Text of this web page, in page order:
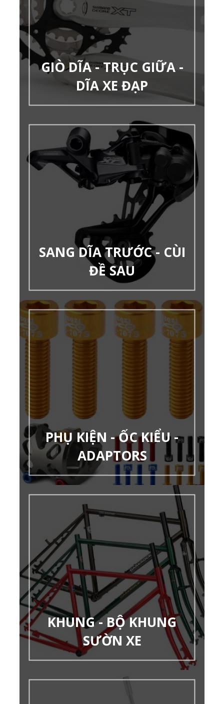
GIÒ DĨA - TRỤC GIỮA -
DĨA XE ĐẠP
SANG DĨA TRƯỚC - CÙI
ĐỀ SAU
PHỤ KIỆN - ỐC KIỂU -
ADAPTORS
KHUNG - BỘ KHUNG
SƯỜN XE